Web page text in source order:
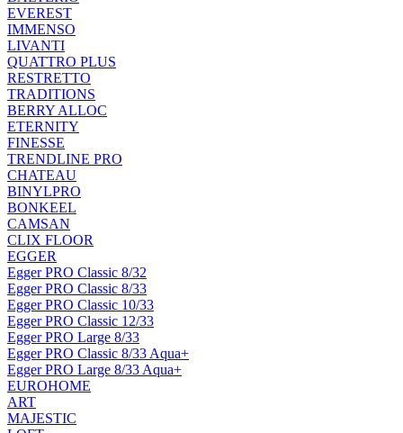
EVEREST
IMMENSO
LIVANTI
QUATTRO PLUS
RESTRETTO
TRADITIONS
BERRY ALLOC
ETERNITY
FINESSE
TRENDLINE PRO
CHATEAU
BINYLPRO
BONKEEL
CAMSAN
CLIX FLOOR
EGGER
Egger PRO Classic 8/32
Egger PRO Classic 8/33
Egger PRO Classic 10/33
Egger PRO Classic 12/33
Egger PRO Large 8/33
Egger PRO Classic 8/33 Aqua+
Egger PRO Large 8/33 Aqua+
EUROHOME
ART
MAJESTIC